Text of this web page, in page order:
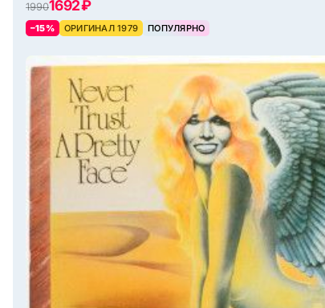
19901692 ₽
–15% ОРИГИНАЛ 1979 ПОПУЛЯРНО